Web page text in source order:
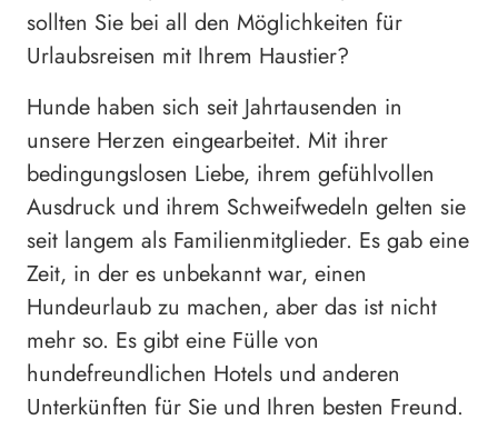
sollten Sie bei all den Möglichkeiten für
Urlaubsreisen mit Ihrem Haustier?
Hunde haben sich seit Jahrtausenden in
unsere Herzen eingearbeitet. Mit ihrer
bedingungslosen Liebe, ihrem gefühlvollen
Ausdruck und ihrem Schweifwedeln gelten sie
seit langem als Familienmitglieder. Es gab eine
Zeit, in der es unbekannt war, einen
Hundeurlaub zu machen, aber das ist nicht
mehr so. Es gibt eine Fülle von
hundefreundlichen Hotels und anderen
Unterkünften für Sie und Ihren besten Freund.